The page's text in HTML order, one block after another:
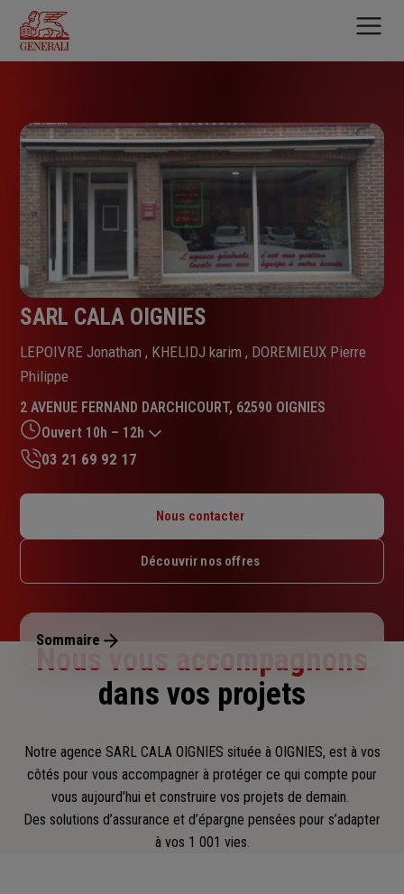
contenu
principal
SARL CALA OIGNIES
LEPOIVRE Jonathan , KHELIDJ karim , DOREMIEUX Pierre
Philippe
2 AVENUE FERNAND DARCHICOURT, 62590 OIGNIES
Ouvert 10h – 12h
Mardi : 10h – 12h / 15h – 18h
Jeudi : 10h – 12h / 15h – 18h
Dimanche : Fermé
03 21 69 92 17
Nous contacter
Découvrir nos offres
Sommaire
Nous vous accompagnons
dans vos projets
Notre agence SARL CALA OIGNIES située à OIGNIES, est à vos
côtés pour vous accompagner à protéger ce qui compte pour
vous aujourd’hui et construire vos projets de demain.
Des solutions d’assurance et d’épargne pensées pour s’adapter
à vos 1 001 vies.